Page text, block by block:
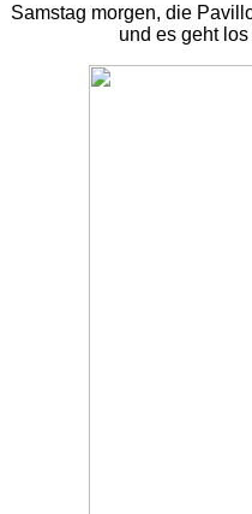
Samstag morgen, die
und es geht